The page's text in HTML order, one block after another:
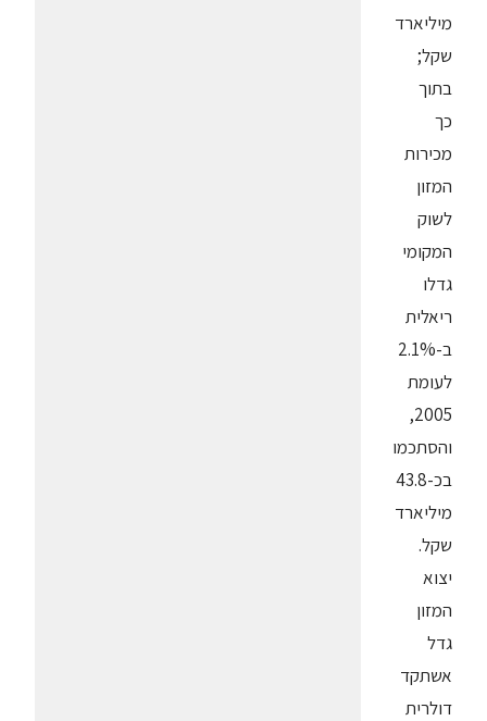
מיליארד
שקל;
בתוך
כך
מכירות
המזון
לשוק
המקומי
גדלו
ריאלית
ב-2.1%
לעומת
2005,
והסתכמו
בכ-43.8
מיליארד
שקל.
יצוא
המזון
גדל
אשתקד
דולרית